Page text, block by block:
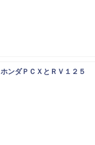
ホンダＰＣＸとＲＶ１２５